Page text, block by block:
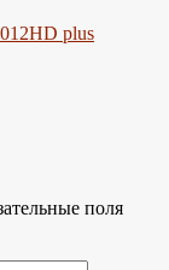
plus
поля